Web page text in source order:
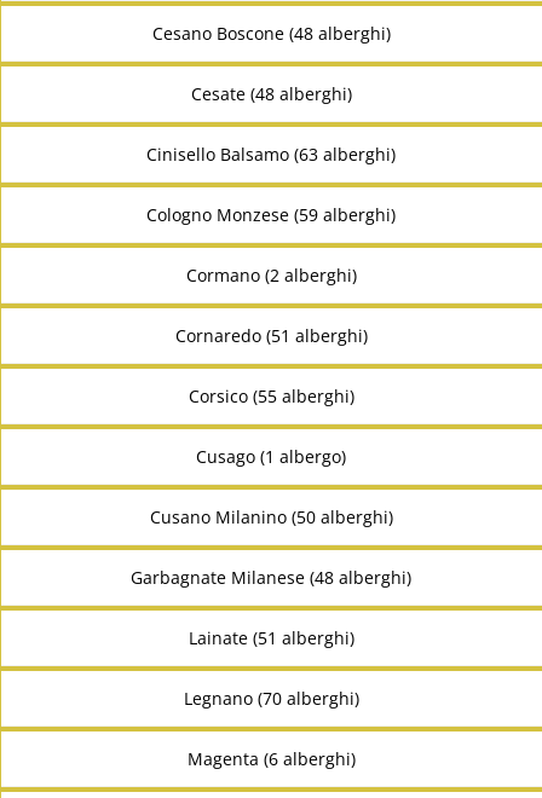
Cesano Boscone (48 alberghi)
Cesate (48 alberghi)
Cinisello Balsamo (63 alberghi)
Cologno Monzese (59 alberghi)
Cormano (2 alberghi)
Cornaredo (51 alberghi)
Corsico (55 alberghi)
Cusago (1 albergo)
Cusano Milanino (50 alberghi)
Garbagnate Milanese (48 alberghi)
Lainate (51 alberghi)
Legnano (70 alberghi)
Magenta (6 alberghi)